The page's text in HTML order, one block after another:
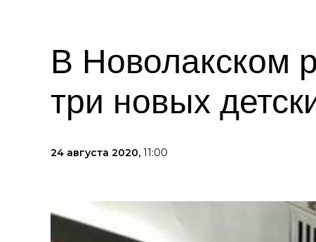
В Новолакском
три новых
24 августа 2020, 11:00